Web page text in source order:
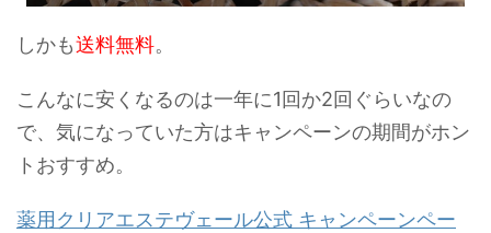
しかも送料無料。
こんなに安くなるのは一年に1回か2回ぐらいなの
で、気になっていた方はキャンペーンの期間がホン
トおすすめ。
薬用クリアエステヴェール公式 キャンペーンペー